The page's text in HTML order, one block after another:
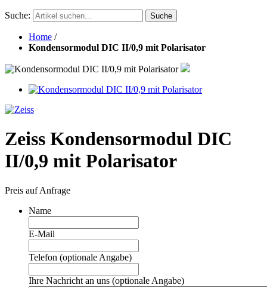
Suche: Suche
Home /
Kondensormodul DIC II/0,9 mit Polarisator
Zeiss Kondensormodul DIC
II/0,9 mit Polarisator
Preis auf Anfrage
Name
E-Mail
Telefon (optionale Angabe)
Ihre Nachricht an uns (optionale Angabe)